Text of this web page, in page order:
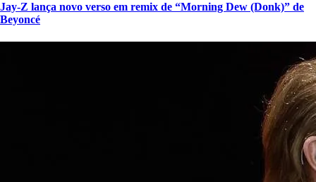
Jay-Z lança novo verso em remix de “Morning Dew (Donk)” de
Beyoncé